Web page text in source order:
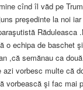
cînd îl văd pe
preşedinte la noi
Răduleasca
o echipa de baschet
,că semănau ca
azi vorbesc multe că
vorbească şi fac mai